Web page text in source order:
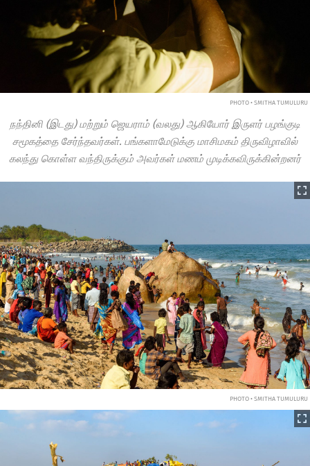
PHOTO • SMITHA TUMULURU
நந்தினி (இடது) மற்றும் ஜெயராம் (வலது) ஆகியோர் இருளர் பழங்குடி
சமூகத்தை சேர்ந்தவர்கள். பங்களாமேடுக்கு மாசிமகம் திருவிழாவில்
கலந்து கொள்ள வந்திருக்கும் அவர்கள் மணம் முடிக்கவிருக்கின்றனர்
PHOTO • SMITHA TUMULURU